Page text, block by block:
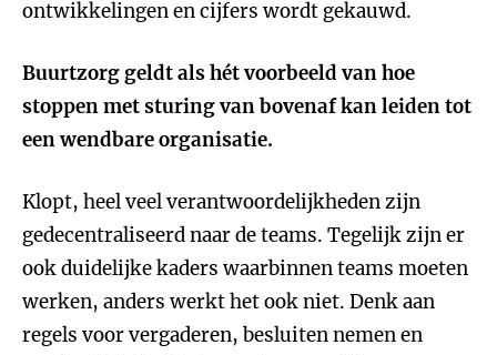
ontwikkelingen en cijfers wordt gekauwd.
Buurtzorg geldt als hét voorbeeld van hoe
stoppen met sturing van bovenaf kan leiden tot
een wendbare organisatie.
Klopt, heel veel verantwoordelijkheden zijn
gedecentraliseerd naar de teams. Tegelijk zijn er
ook duidelijke kaders waarbinnen teams moeten
werken, anders werkt het ook niet. Denk aan
regels voor vergaderen, besluiten nemen en